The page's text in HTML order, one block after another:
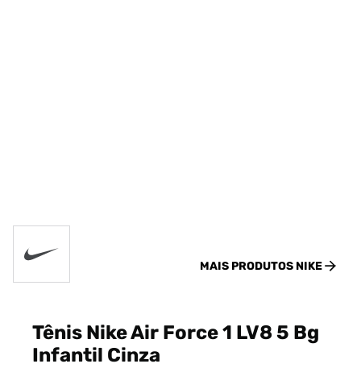
MAIS PRODUTOS NIKE
Tênis Nike Air Force 1 LV8 5 Bg
Infantil Cinza